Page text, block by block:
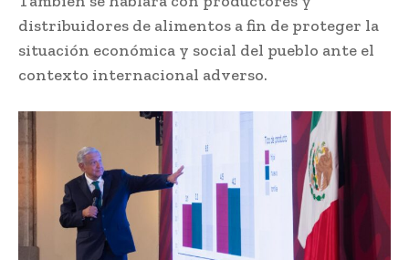
distribuidores de alimentos a fin de proteger la
situación económica y social del pueblo ante el
contexto internacional adverso.